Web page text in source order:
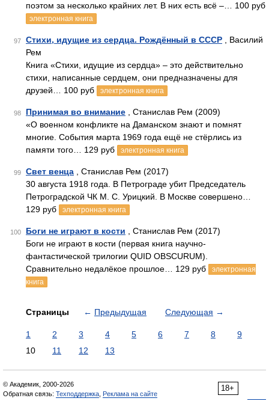
поэтом за несколько крайних лет. В них есть всё –… 100 руб
электронная книга
97 Стихи, идущие из сердца. Рождённый в СССР , Василий
Рем
Книга «Стихи, идущие из сердца» – это действительно
стихи, написанные сердцем, они предназначены для
друзей… 100 руб
электронная книга
98 Принимая во внимание , Станислав Рем (2009)
«О военном конфликте на Даманском знают и помнят
многие. События марта 1969 года ещё не стёрлись из
памяти того… 129 руб
электронная книга
99 Свет венца , Станислав Рем (2017)
30 августа 1918 года. В Петрограде убит Председатель
Петроградской ЧК М. С. Урицкий. В Москве совершено…
129 руб
электронная книга
100 Боги не играют в кости , Станислав Рем (2017)
Боги не играют в кости (первая книга научно-
фантастической трилогии QUID OBSCURUM).
Сравнительно недалёкое прошлое… 129 руб
электронная
книга
Страницы ← Предыдущая Следующая →
1 2 3 4 5 6 7 8
9
10
11 12 13
18+
© Академик, 2000-2026
Обратная связь: Техподдержка Реклама на сайте